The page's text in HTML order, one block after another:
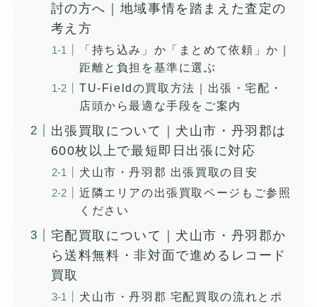
討の方へ｜地域事情を踏まえた査定の
考え方
「持ち込み」か「まとめて依頼」か｜
距離と負担を基準に選ぶ
TU-Fieldの買取方法｜出張・宅配・
店頭から最適な手段をご案内
出張買取について｜犬山市・丹羽郡は
600枚以上で最短即日出張に対応
犬山市・丹羽郡 出張買取の目安
近隣エリアの出張買取ページもご参照
ください
宅配買取について｜犬山市・丹羽郡か
ら送料無料・非対面で進めるレコード
買取
犬山市・丹羽郡 宅配買取の流れとポ